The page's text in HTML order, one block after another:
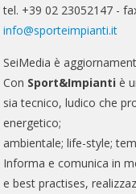
tel. +39 02 23052147 -
info@sporteimpianti.it
SeiMedia è
Con Sport&Impianti è
sia tecnico, ludico che
energetico;
ambientale; life-style;
Informa e comunica in
e best practises,